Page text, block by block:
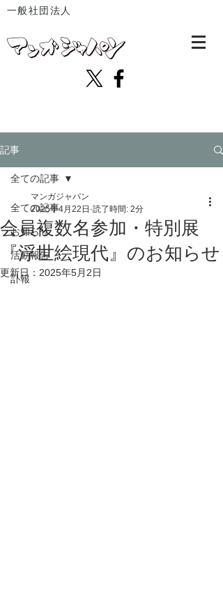
一般社団法人
記事
全ての記事
お知らせ
活動報告
訃報
全ての記事
会員複数名参加・特別展
『浮世絵現代』のお知らせ
マンガジャパン
2025年4月22日 読了時間: 2分
更新日： 2025年5月2日